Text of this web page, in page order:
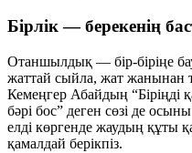
Бірлік — берекенің
Отаншылдық — бір-біріңе
жаттай сыйла, жат жанынан
Кемеңгер Абайдың “Біріңді
бәрі бос” деген сөзі де
елді көргенде жаудың құты
қамалдай берікпіз.